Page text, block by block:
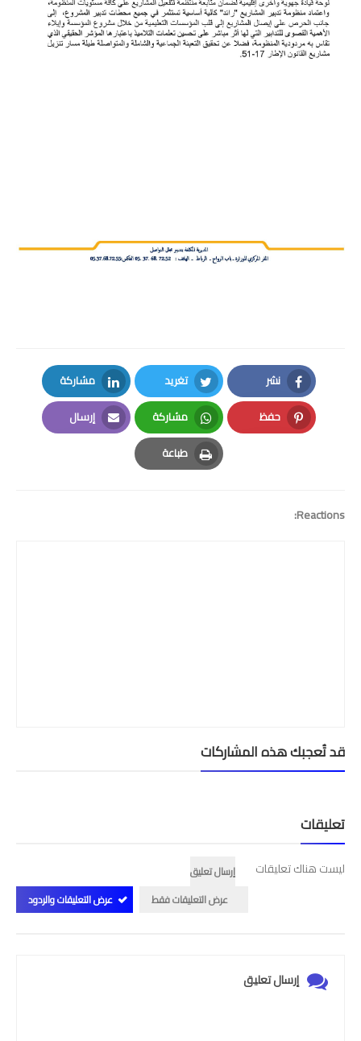
امتحانات مهنية
نشر
Facebook
تغريد
Twitter
مشاركة
LinkedIn
حفظ
Pinterest
مشاركة
Whatsapp
إرسال
Email
طباعة
Print
Reactions:
قد تُعجبك هذه المشاركات
تعليقات
ليست هناك تعليقات
إرسال تعليق
عرض التعليقات فقط
عرض التعليقات والردود
إرسال تعليق